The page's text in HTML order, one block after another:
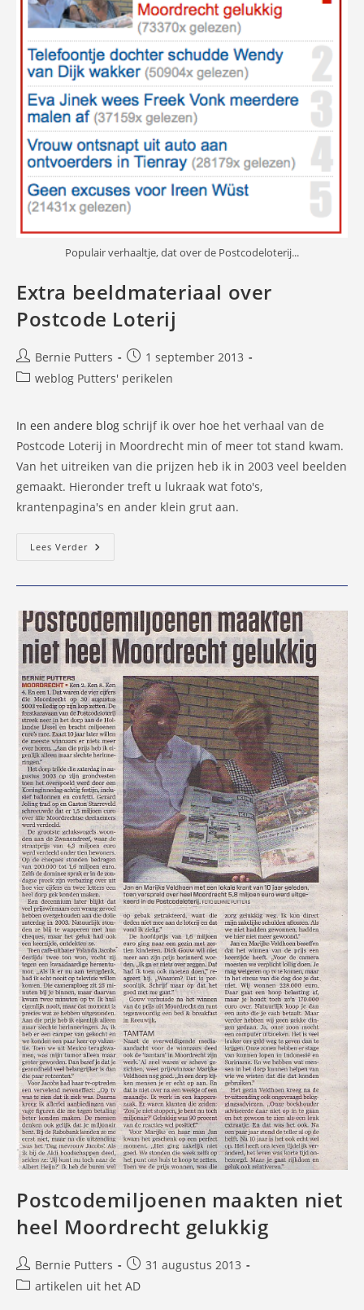
Populair verhaaltje, dat over de Postcodeloterij...
Extra beeldmateriaal over
Postcode Loterij
Bericht
auteur:
Bernie Putters
Bericht
gepubliceerd
1 september 2013
Berichtcategorie:
weblog Putters' perikelen
In een andere blog schrijf ik over hoe het verhaal van de
Postcode Loterij in Moordrecht min of meer tot stand kwam.
Van het uitreiken van die prijzen heb ik in 2003 veel beelden
gemaakt. Hieronder treft u lukraak wat foto's,
krantenpagina's en ander klein grut aan.
Lees VerderExtra
Postcodemiljoenen maakten niet
heel Moordrecht gelukkig
Bericht
auteur:
Bernie Putters
Bericht
gepubliceerd
31 augustus 2013
Berichtcategorie:
artikelen uit het AD